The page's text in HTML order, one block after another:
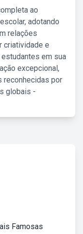
ao
adotando
relações
criatividade e
em sua
excepcional,
reconhecidas por
globais -
Famosas